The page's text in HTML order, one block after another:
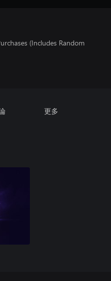
(Includes Random
更多